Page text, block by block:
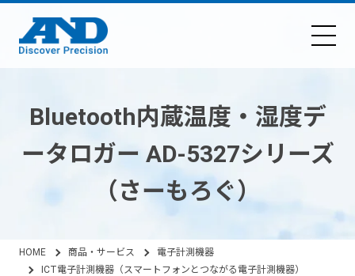
Bluetooth内蔵温度・湿度デ
ータロガー AD-5327シリーズ
（さーもろぐ）
HOME 商品・サービス
電子計測機器
ICT電子計測機器（スマートフォンとつながる電子計測機器）